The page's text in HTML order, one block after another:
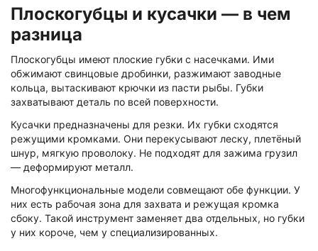
Плоскогубцы и кусачки — в чем
разница
Плоскогубцы имеют плоские губки с насечками. Ими
обжимают свинцовые дробинки, разжимают заводные
кольца, вытаскивают крючки из пасти рыбы. Губки
захватывают деталь по всей поверхности.
Кусачки предназначены для резки. Их губки сходятся
режущими кромками. Они перекусывают леску, плетёный
шнур, мягкую проволоку. Не подходят для зажима грузил
— деформируют металл.
Многофункциональные модели совмещают обе функции. У
них есть рабочая зона для захвата и режущая кромка
сбоку. Такой инструмент заменяет два отдельных, но губки
у них короче, чем у специализированных.